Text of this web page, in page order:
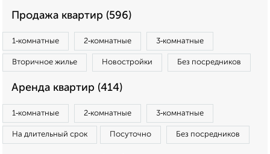
Продажа квартир (596)
1‑комнатные 2‑комнатные 3‑комнатные
Вторичное жилье Новостройки Без посредников
Аренда квартир (414)
1‑комнатные 2‑комнатные 3‑комнатные
На длительный срок Посуточно Без посредников